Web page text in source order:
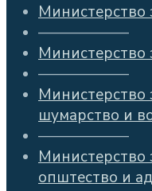
Министерство
——————
Министерство
——————
Министерство
шумарство и
——————
општество и